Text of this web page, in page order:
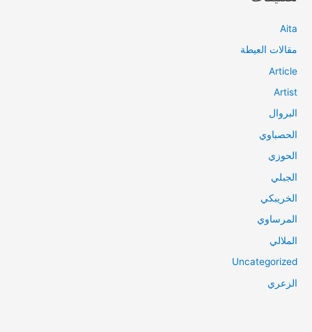
Aita
مقالات العيطة
Article
Artist
البروال
الحصباوي
الحوزي
الجبلي
الخريبكي
المرساوي
الملالي
Uncategorized
الزعري